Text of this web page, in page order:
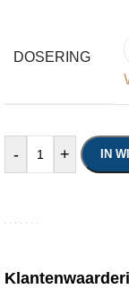
DOSERING
- + IN